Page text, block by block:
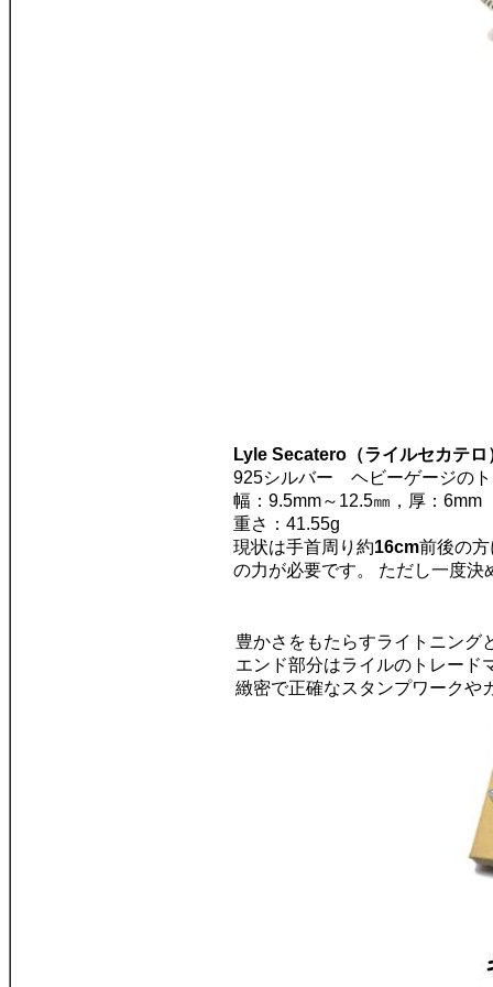
Lyle Secatero（ライルセカテロ
925シルバー ヘビーゲージの
幅：9.5mm～12.5㎜，厚：6mm
重さ：41.55g
現状は手首周り約16cm前後の
の力が必要です。 ただし一度
豊かさをもたらすライトニング
エンド部分はライルのトレード
緻密で正確なスタンプワークや